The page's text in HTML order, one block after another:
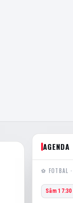
AGENDA
⚽ FOTBAL
Sâm 17:30